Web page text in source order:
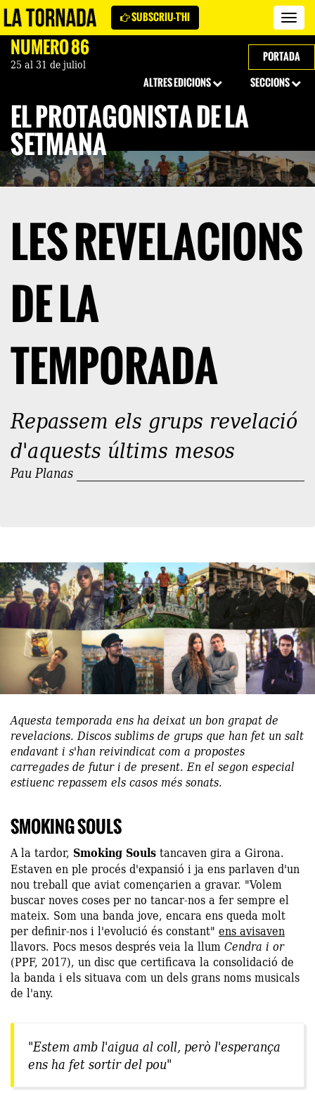
La
SUBSCRIU-T'HI
NÚMERO 86
25 al 31 de juliol
PORTADA
SECCIONS
ALTRES EDICIONS
EL PROTAGONISTA DE LA
SETMANA
LES REVELACIONS
DE LA
TEMPORADA
Repassem els grups revelació
d'aquests últims mesos
Pau Planas
Aquesta temporada ens ha deixat un bon grapat de
revelacions. Discos sublims de grups que han fet un salt
endavant i s'han reivindicat com a propostes
carregades de futur i de present. En el segon especial
estiuenc repassem els casos més sonats.
SMOKING SOULS
A la tardor, Smoking Soulstancaven gira a Girona.
Estaven en ple procés d'expansió i ja ens parlaven d'un
nou treball que aviat començarien a gravar. "Volem
buscar noves coses per no tancar-nos a fer sempre el
mateix. Som una banda jove, encara ens queda molt
per definir-nos i l'evolució és constant" ens avisaven
llavors. Pocs mesos després veia la llumCendra i or
(PPF, 2017), un disc que certificava la consolidació de
la banda i els situava com un dels grans noms musicals
de l'any.
"Estem amb l'aigua al coll, però l'esperança
ens ha fet sortir del pou"